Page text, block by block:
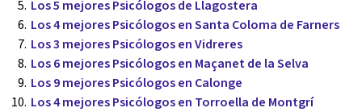
Los 5 mejores Psicólogos de Llagostera
Los 4 mejores Psicólogos en Santa Coloma de Farners
Los 3 mejores Psicólogos en Vidreres
Los 6 mejores Psicólogos en Maçanet de la Selva
Los 9 mejores Psicólogos en Calonge
Los 4 mejores Psicólogos en Torroella de Montgrí